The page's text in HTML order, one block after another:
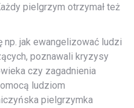
pielgrzym otrzymał też
jak ewangelizować ludzi
poznawali kryzysy
czy zagadnienia
ludziom
pielgrzymka